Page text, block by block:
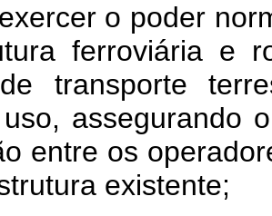
o poder
ferroviária e
transporte
assegurando
entre os
existente;